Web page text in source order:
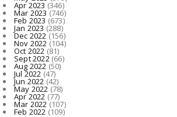
Apr 2023 (346)
Mar 2023 (746)
Feb 2023 (673)
Jan 2023 (288)
Dec 2022(156)
Nov 2022 (104)
Oct 2022 (81)
Sept 2022(66)
Aug 2022 (50)
Jul 2022 (47)
Jun 2022(42)
May 2022(78)
Apr 2022 (77)
Mar 2022(107)
Feb 2022 (109)